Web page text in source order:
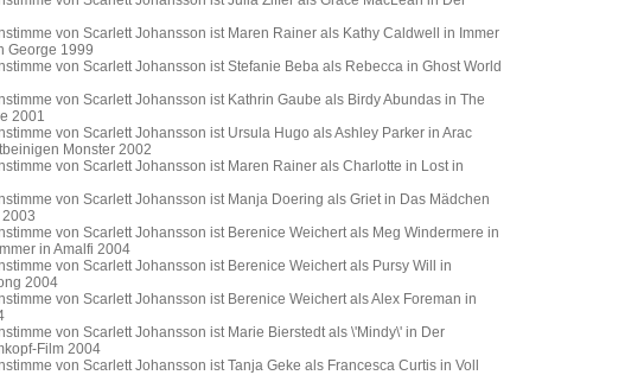
von Scarlett Johansson ist Maren Rainer als Kathy Caldwell in Immer
George 1999
von Scarlett Johansson ist Stefanie Beba als Rebecca in Ghost World
von Scarlett Johansson ist Kathrin Gaube als Birdy Abundas in The
2001
von Scarlett Johansson ist Ursula Hugo als Ashley Parker in Arac
Monster 2002
von Scarlett Johansson ist Maren Rainer als Charlotte in Lost in
von Scarlett Johansson ist Manja Doering als Griet in Das Mädchen
von Scarlett Johansson ist Berenice Weichert als Meg Windermere in
in Amalfi 2004
von Scarlett Johansson ist Berenice Weichert als Pursy Will in
2004
von Scarlett Johansson ist Berenice Weichert als Alex Foreman in
von Scarlett Johansson ist Marie Bierstedt als \'Mindy\' in Der
Film 2004
von Scarlett Johansson ist Tanja Geke als Francesca Curtis in Voll